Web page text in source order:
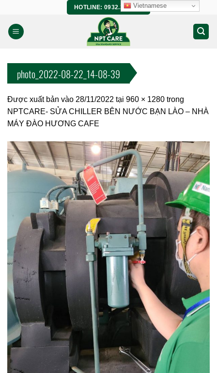
nội
dung
HOTLINE: 0932.266.458
photo_2022-08-22_14-08-39
Được xuất bản vào 28/11/2022 tại 960 × 1280 trong
NPTCARE- SỬA CHILLER BÊN NƯỚC BẠN LÀO – NHÀ
MÁY ĐÀO HƯƠNG CAFE
Vietnamese